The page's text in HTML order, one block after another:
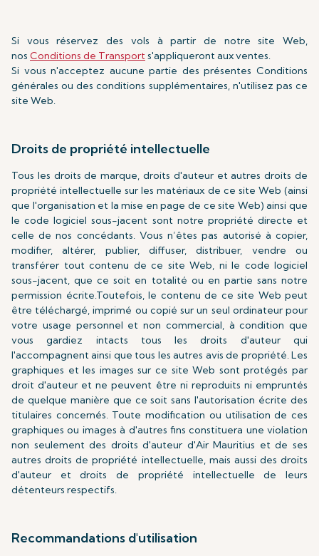
Si vous réservez des vols à partir de notre site Web,
nos Conditions de Transports'appliqueront aux ventes.
Si vous n'acceptez aucune partie des présentes Conditions
générales ou des conditions supplémentaires, n'utilisez pas ce
site Web.
Droits de propriété intellectuelle
Tous les droits de marque, droits d'auteur et autres droits de
propriété intellectuelle sur les matériaux de ce site Web (ainsi
que l'organisation et la mise en page de ce site Web) ainsi que
le code logiciel sous-jacent sont notre propriété directe et
celle de nos concédants. Vous n’êtes pas autorisé à copier,
modifier, altérer, publier, diffuser, distribuer, vendre ou
transférer tout contenu de ce site Web, ni le code logiciel
sous-jacent, que ce soit en totalité ou en partie sans notre
permission écrite.Toutefois, le contenu de ce site Web peut
être téléchargé, imprimé ou copié sur un seul ordinateur pour
votre usage personnel et non commercial, à condition que
vous gardiez intacts tous les droits d'auteur qui
l'accompagnent ainsi que tous les autres avis de propriété. Les
graphiques et les images sur ce site Web sont protégés par
droit d'auteur et ne peuvent être ni reproduits ni empruntés
de quelque manière que ce soit sans l'autorisation écrite des
titulaires concernés. Toute modification ou utilisation de ces
graphiques ou images à d'autres fins constituera une violation
non seulement des droits d'auteur d'Air Mauritius et de ses
autres droits de propriété intellectuelle, mais aussi des droits
d'auteur et droits de propriété intellectuelle de leurs
détenteurs respectifs.
Recommandations d'utilisation